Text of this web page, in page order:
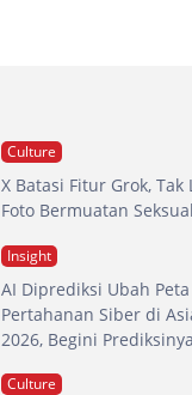
Culture
X Batasi Fitur Grok,
Foto Bermuatan Seksual
Insight
AI Diprediksi Ubah
Pertahanan Siber di
2026, Begini Prediksinya
Culture